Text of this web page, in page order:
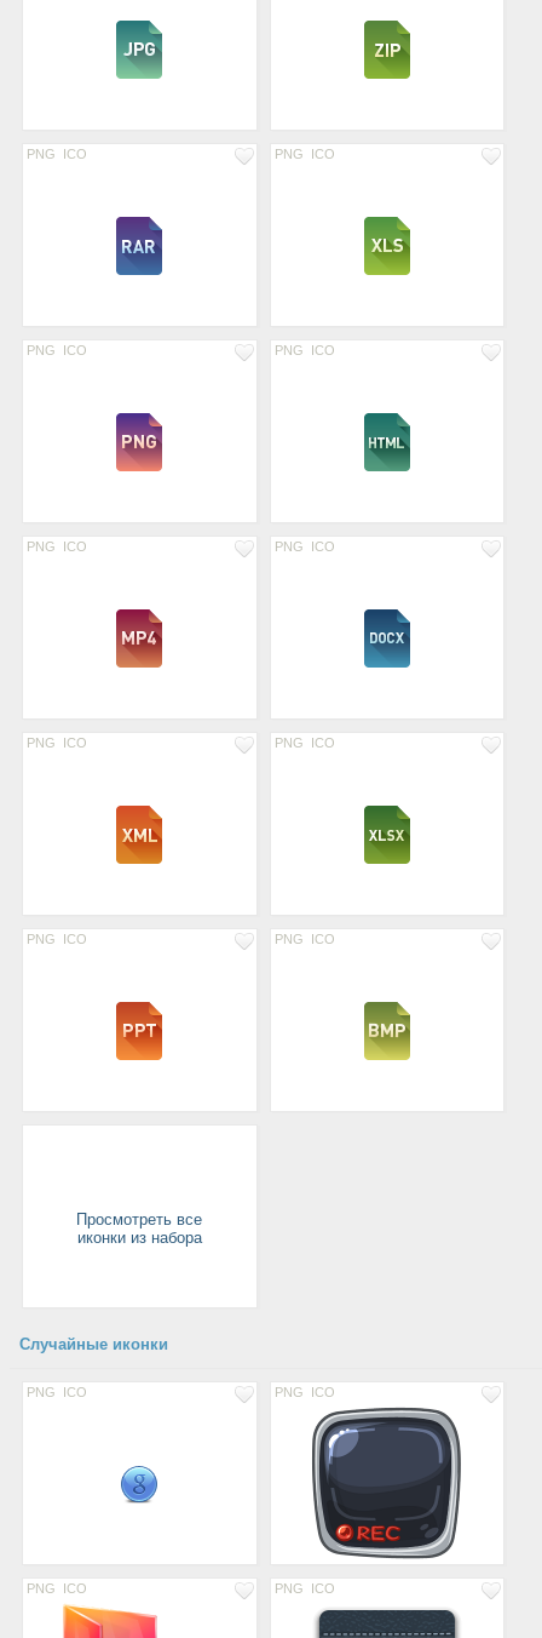
PNG ICO PNG ICO
PNG ICO PNG ICO
PNG ICO PNG ICO
PNG ICO PNG ICO
PNG ICO PNG ICO
Просмотреть все
иконки из набора
Случайные иконки
PNG ICO PNG ICO
PNG ICO PNG ICO